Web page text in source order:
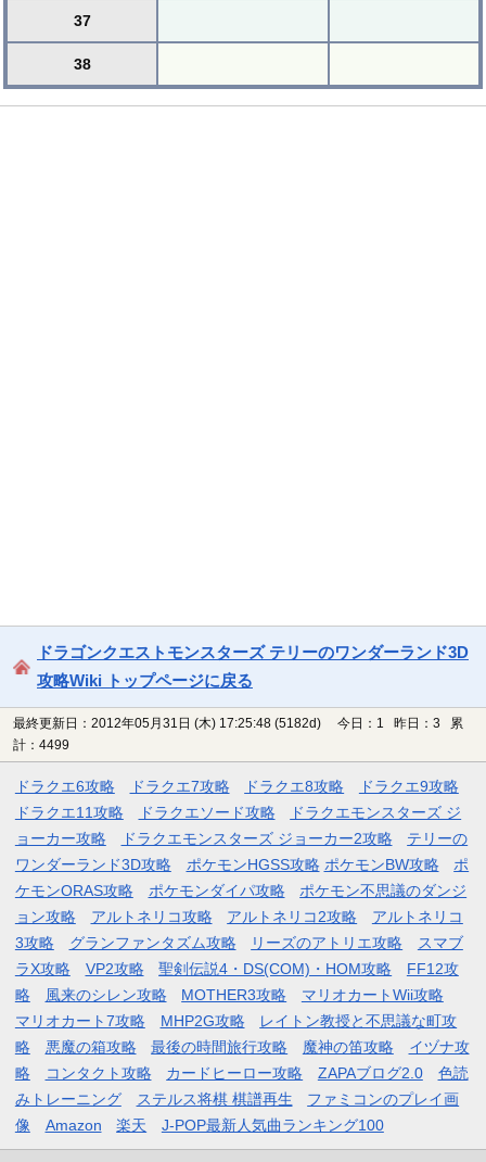
37
38
ドラゴンクエストモンスターズ テリーのワンダーランド3D
攻略Wiki トップページに戻る
最終更新日：2012年05月31日 (木) 17:25:48 (5182d)
今日：1 昨日：3 累
計：4499
ドラクエ6攻略 ドラクエ7攻略 ドラクエ8攻略
ドラクエ9攻略
ドラクエ11攻略
ドラクエソード攻略
ドラクエモンスターズ ジ
ョーカー攻略
ドラクエモンスターズ ジョーカー2攻略
テリーの
ワンダーランド3D攻略
ポケモンHGSS攻略 ポケモンBW攻略
ポ
ケモンORAS攻略
ポケモンダイパ攻略
ポケモン不思議のダンジ
ョン攻略
アルトネリコ攻略 アルトネリコ2攻略
アルトネリコ
3攻略
グランファンタズム攻略 リーズのアトリエ攻略
スマブ
ラX攻略
VP2攻略 聖剣伝説4・DS(COM)・HOM攻略
FF12攻
略
風来のシレン攻略 MOTHER3攻略
マリオカートWii攻略
マリオカート7攻略
MHP2G攻略
レイトン教授と不思議な町攻
略
悪魔の箱攻略 最後の時間旅行攻略 魔神の笛攻略
イヅナ攻
略
コンタクト攻略 カードヒーロー攻略 ZAPAブログ2.0
色読
みトレーニング
ステルス将棋 棋譜再生
ファミコンのプレイ画
像
Amazon 楽天 J-POP最新人気曲ランキング100